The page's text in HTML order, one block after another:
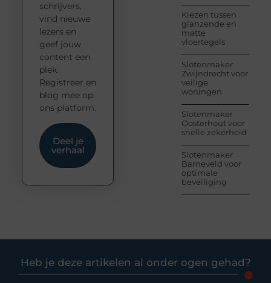
Kiezen tussen
glanzende en
matte
vloertegels
Slotenmaker
Zwijndrecht voor
veilige
woningen
Slotenmaker
Oosterhout voor
snelle zekerheid
Slotenmaker
Barneveld voor
optimale
beveiliging
schrijvers,
vind nieuwe
lezers en
geef jouw
content een
plek.
Registreer en
blog mee op
ons platform.
Deel je
verhaal
Heb je deze artikelen al onder ogen gehad?